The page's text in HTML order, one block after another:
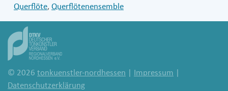
Querflöte, Querflötenensemble
© 2026 tonkuenstler-nordhessen Impressum
Datenschutzerklärung